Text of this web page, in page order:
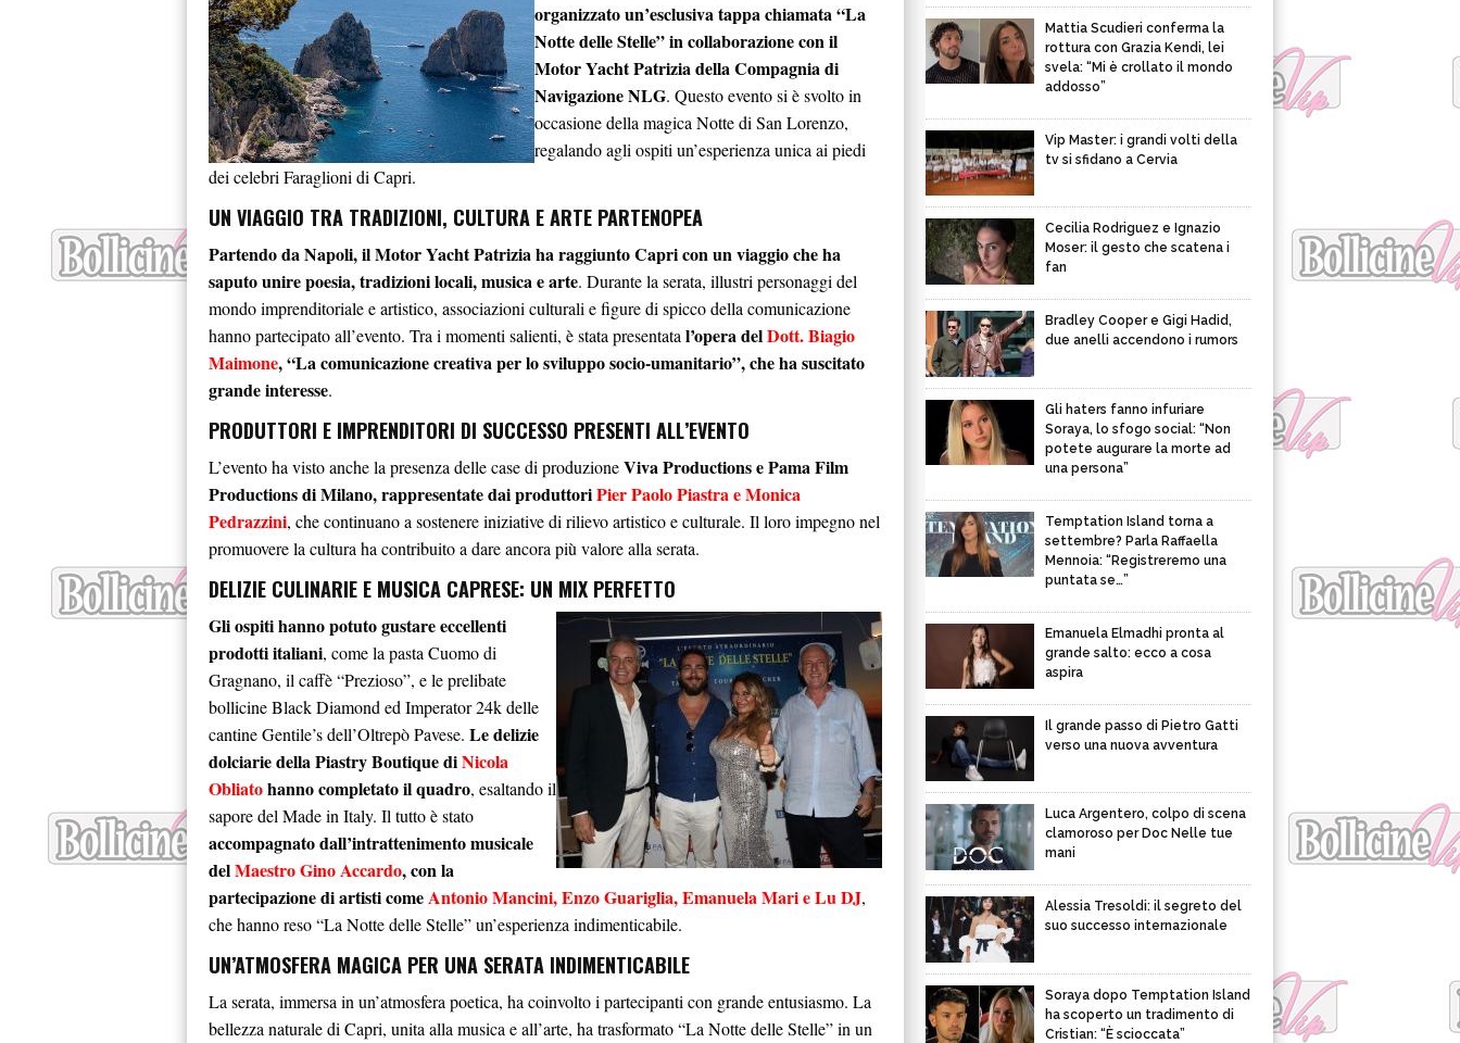
organizzato un’esclusiva tappa chiamata “La
Notte delle Stelle” in collaborazione con il
Motor Yacht Patrizia della Compagnia di
Navigazione NLG. Questo evento si è svolto in
occasione della magica Notte di San Lorenzo,
regalando agli ospiti un’esperienza unica ai piedi
dei celebri Faraglioni di Capri.
UN VIAGGIO TRA TRADIZIONI, CULTURA E ARTE PARTENOPEA
Partendo da Napoli, il Motor Yacht Patrizia ha raggiunto Capri con un viaggio che ha
saputo unire poesia, tradizioni locali, musica e arte. Durante la serata, illustri personaggi del
mondo imprenditoriale e artistico, associazioni culturali e figure di spicco della comunicazione
hanno partecipato all’evento. Tra i momenti salienti, è stata presentata l’opera delDott. Biagio
Maimone, “La comunicazione creativa per lo sviluppo socio-umanitario”, che ha suscitato
grande interesse.
PRODUTTORI E IMPRENDITORI DI SUCCESSO PRESENTI ALL’EVENTO
L’evento ha visto anche la presenza delle case di produzioneViva Productions e Pama Film
Productions di Milano, rappresentate dai produttoriPier Paolo Piastra e Monica
Pedrazzini, che continuano a sostenere iniziative di rilievo artistico e culturale. Il loro impegno nel
promuovere la cultura ha contribuito a dare ancora più valore alla serata.
DELIZIE CULINARIE E MUSICA CAPRESE: UN MIX PERFETTO
Gli ospiti hanno potuto gustare eccellenti
prodotti italiani, come la pasta Cuomo di
Gragnano, il caffè “Prezioso”, e le prelibate
bollicine Black Diamond ed Imperator 24k delle
cantine Gentile’s dell’Oltrepò Pavese. Le delizie
dolciarie della Piastry Boutique diNicola
Obliatohanno completato il quadro, esaltando il
sapore del Made in Italy. Il tutto è stato
accompagnato dall’intrattenimento musicale
delMaestro Gino Accardo, con la
partecipazione di artisti comeAntonio Mancini, Enzo Guariglia, Emanuela Mari e Lu DJ,
che hanno reso “La Notte delle Stelle” un’esperienza indimenticabile.
UN’ATMOSFERA MAGICA PER UNA SERATA INDIMENTICABILE
La serata, immersa in un’atmosfera poetica, ha coinvolto i partecipanti con grande entusiasmo. La
bellezza naturale di Capri, unita alla musica e all’arte, ha trasformato “La Notte delle Stelle” in un
Mattia Scudieri conferma la
rottura con Grazia Kendi, lei
svela: “Mi è crollato il mondo
addosso”
Vip Master: i grandi volti della
tv si sfidano a Cervia
Cecilia Rodriguez e Ignazio
Moser: il gesto che scatena i
fan
Bradley Cooper e Gigi Hadid,
due anelli accendono i rumors
Gli haters fanno infuriare
Soraya, lo sfogo social: “Non
potete augurare la morte ad
una persona”
Temptation Island torna a
settembre? Parla Raffaella
Mennoia: “Registreremo una
puntata se…”
Emanuela Elmadhi pronta al
grande salto: ecco a cosa
aspira
Il grande passo di Pietro Gatti
verso una nuova avventura
Luca Argentero, colpo di scena
clamoroso per Doc Nelle tue
mani
Alessia Tresoldi: il segreto del
suo successo internazionale
Soraya dopo Temptation Island
ha scoperto un tradimento di
Cristian: “È scioccata”